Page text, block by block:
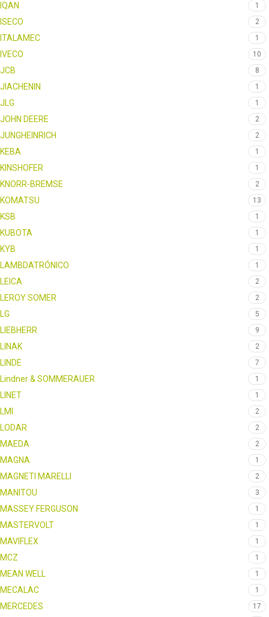
IQAN 1
ISECO 2
ITALAMEC 1
IVECO 10
JCB 8
JIACHENIN 1
JLG 1
JOHN DEERE 2
JUNGHEINRICH 2
KEBA 1
KINSHOFER 1
KNORR-BREMSE 2
KOMATSU 13
KSB 1
KUBOTA 1
KYB 1
LAMBDATRÓNICO 1
LEICA 2
LEROY SOMER 2
LG 5
LIEBHERR 9
LINAK 2
LINDE 7
Lindner & SOMMERAUER 1
LINET 1
LMI 2
LODAR 2
MAEDA 2
MAGNA 1
MAGNETI MARELLI 2
MANITOU 3
MASSEY FERGUSON 1
MASTERVOLT 1
MAVIFLEX 1
MCZ 1
MEAN WELL 1
MECALAC 1
MERCEDES 17